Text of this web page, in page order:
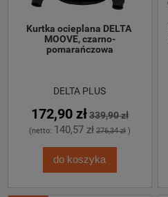
Kurtka ocieplana DELTA
MOOVE, czarno-
pomarańczowa
DELTA PLUS
172,90 zł339,90 zł
(netto: 140,57 zł 276,34 zł)
do koszyka